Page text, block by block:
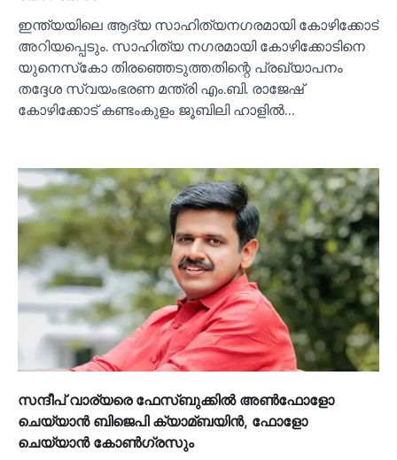
ഇന്ത്യയിലെ ആദ്യ സാഹിത്യനഗരമായി കോഴിക്കോട്
അറിയപ്പെടും. സാഹിത്യ നഗരമായി കോഴിക്കോടിനെ
യുനെസ്‌കോ തിരഞ്ഞെടുത്തതിന്റെ പ്രഖ്യാപനം
തദ്ദേശ സ്വയംഭരണ മന്ത്രി എം.ബി. രാജേഷ്
കോഴിക്കോട് കണ്ടംകുളം ജൂബിലി ഹാളില്‍…
സന്ദീപ് വാര്യരെ ഫേസ്ബുക്കില്‍ അണ്‍ഫോളോ
ചെയ്യാന്‍ ബിജെപി ക്യാമ്ബയിന്‍, ഫോളോ
ചെയ്യാന്‍ കോണ്‍ഗ്രസും